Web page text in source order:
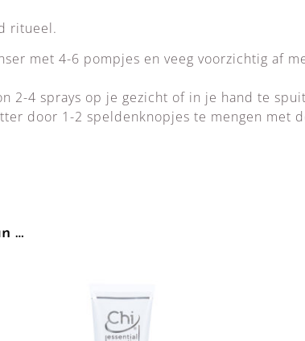
ritueel.
met 4-6 pompjes en veeg voorzichtig af
2-4 sprays op je gezicht of in je hand te
door 1-2 speldenknopjes te mengen met
…